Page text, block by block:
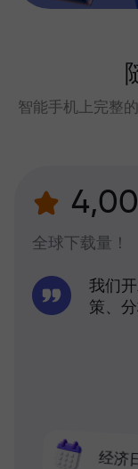
智能手机上完整
全球下载量！
经济
我们
策、